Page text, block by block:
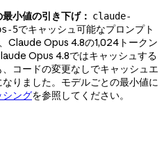
小値の引き下げ： claude-
5でキャッシュ可能なプロンプト
Claude Opus 4.8の1,024トークン
Opus 4.8ではキャッシュする
コードの変更なしでキャッシュエ
りました。モデルごとの最小値に
シングを参照してください。